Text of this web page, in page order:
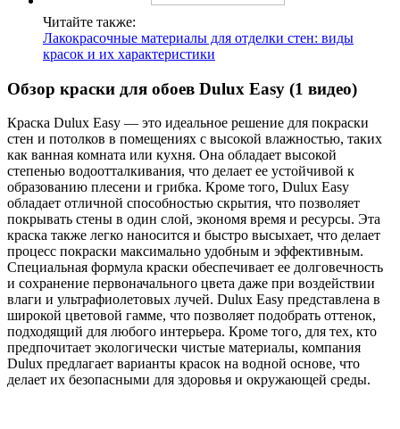
Читайте также:
Лакокрасочные материалы для отделки стен: виды
красок и их характеристики
Обзор краски для обоев Dulux Easy (1 видео)
Краска Dulux Easy — это идеальное решение для покраски
стен и потолков в помещениях с высокой влажностью, таких
как ванная комната или кухня. Она обладает высокой
степенью водоотталкивания, что делает ее устойчивой к
образованию плесени и грибка. Кроме того, Dulux Easy
обладает отличной способностью скрытия, что позволяет
покрывать стены в один слой, экономя время и ресурсы. Эта
краска также легко наносится и быстро высыхает, что делает
процесс покраски максимально удобным и эффективным.
Специальная формула краски обеспечивает ее долговечность
и сохранение первоначального цвета даже при воздействии
влаги и ультрафиолетовых лучей. Dulux Easy представлена в
широкой цветовой гамме, что позволяет подобрать оттенок,
подходящий для любого интерьера. Кроме того, для тех, кто
предпочитает экологически чистые материалы, компания
Dulux предлагает варианты красок на водной основе, что
делает их безопасными для здоровья и окружающей среды.